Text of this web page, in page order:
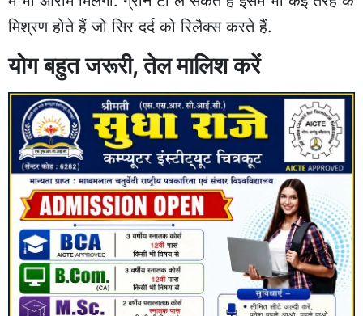
मिश्रण होते हैं जो सिर दर्द को रिलैक्स करते हैं.
योग बहुत जरूरी, तेल मालिश करें